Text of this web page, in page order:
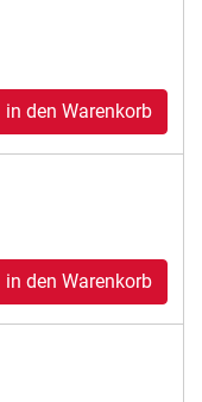
in den Warenkorb
in den Warenkorb